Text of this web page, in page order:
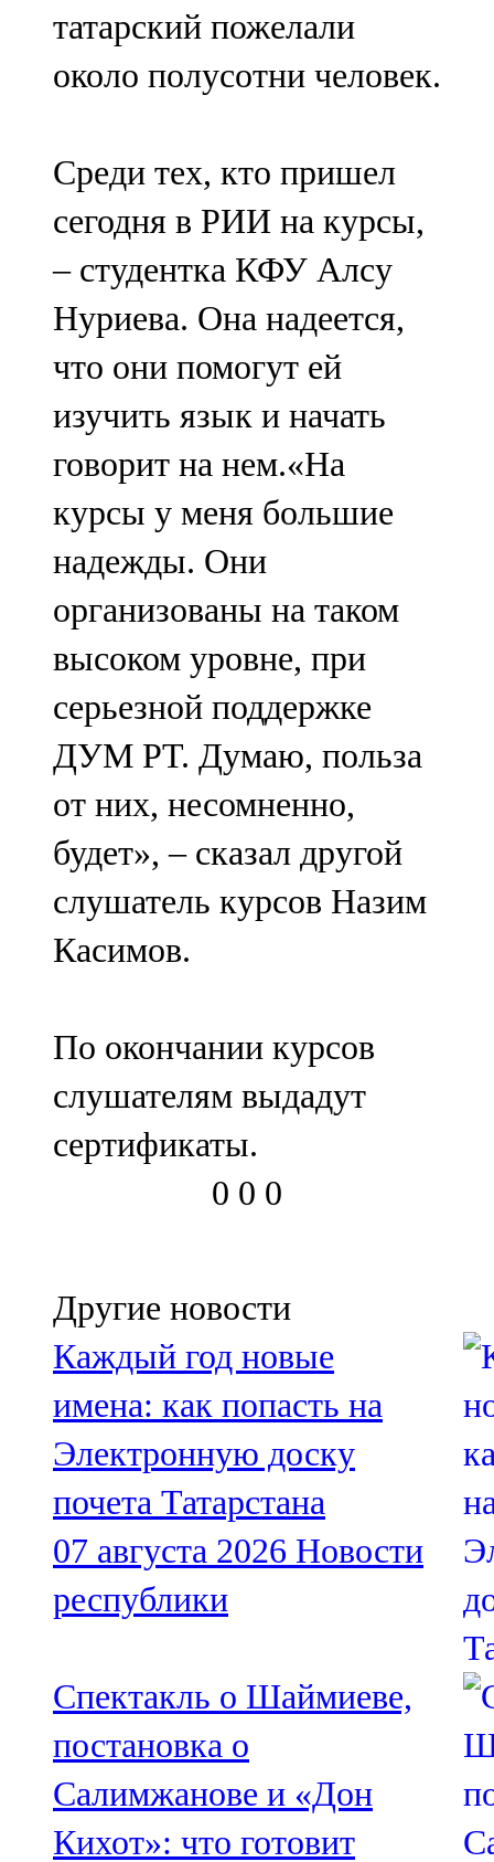
татарский пожелали
около полусотни человек.
Среди тех, кто пришел
сегодня в РИИ на курсы,
– студентка КФУ Алсу
Нуриева. Она надеется,
что они помогут ей
изучить язык и начать
говорит на нем.«На
курсы у меня большие
надежды. Они
организованы на таком
высоком уровне, при
серьезной поддержке
ДУМ РТ. Думаю, польза
от них, несомненно,
будет», – сказал другой
слушатель курсов Назим
Касимов.
По окончании курсов
слушателям выдадут
сертификаты.
0 0 0
Другие новости
Каждый год новые
имена: как попасть на
Электронную доску
почета Татарстана
07 августа 2026 Новости
республики
Спектакль о Шаймиеве,
постановка о
Салимжанове и «Дон
Кихот»: что готовит